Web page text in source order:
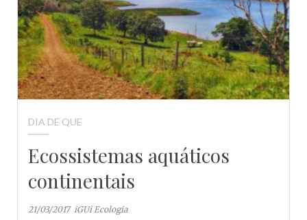
DIA DE QUE
Ecossistemas aquáticos
continentais
21/03/2017 iGUi Ecologia